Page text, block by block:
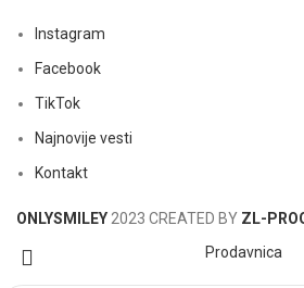
Instagram
Facebook
TikTok
Najnovije vesti
Kontakt
ONLYSMILEY 2023 CREATED BY ZL-
Prodavnica